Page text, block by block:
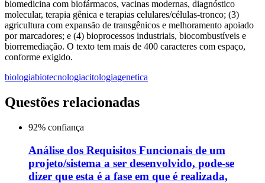
biomedicina com biofármacos, vacinas modernas, diagnóstico
molecular, terapia gênica e terapias celulares/células-tronco; (3)
agricultura com expansão de transgênicos e melhoramento apoiado
por marcadores; e (4) bioprocessos industriais, biocombustíveis e
biorremediação. O texto tem mais de 400 caracteres com espaço,
conforme exigido.
biologiabiotecnologiacitologiagenetica
Questões relacionadas
92% confiança
Análise dos Requisitos Funcionais de um
projeto/sistema a ser desenvolvido, pode-se
dizer que esta é a fase em que é realizada,